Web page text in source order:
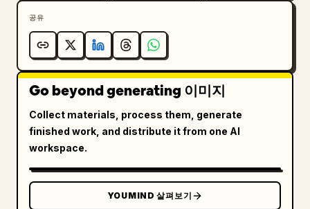
공유
Go beyond generating 이미지
Collect materials, process them, generate
finished work, and distribute it from one AI
workspace.
YOUMIND 살펴보기